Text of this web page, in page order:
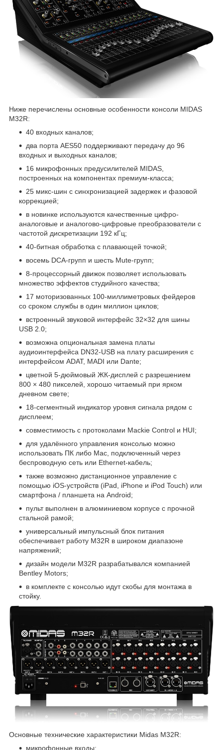
Ниже перечислены основные особенности консоли MIDAS
M32R:
40 входных каналов;
два порта AES50 поддерживают передачу до 96
входных и выходных каналов;
16 микрофонных предусилителей MIDAS,
построенных на компонентах премиум-класса;
25 микс-шин с синхронизацией задержек и фазовой
коррекцией;
в новинке используются качественные цифро-
аналоговые и аналогово-цифровые преобразователи с
частотой дискретизации 192 кГц;
40-битная обработка с плавающей точкой;
восемь DCA-групп и шесть Mute-групп;
8-процессорный движок позволяет использовать
множество эффектов студийного качества;
17 моторизованных 100-миллиметровых фейдеров
со сроком службы в один миллион циклов;
встроенный звуковой интерфейс 32×32 для шины
USB 2.0;
возможна опциональная замена платы
аудиоинтерфейса DN32-USB на плату расширения с
интерфейсом ADAT, MADI или Dante;
цветной 5-дюймовый ЖК-дисплей с разрешением
800 × 480 пикселей, хорошо читаемый при ярком
дневном свете;
18-сегментный индикатор уровня сигнала рядом с
дисплеем;
совместимость с протоколами Mackie Control и HUI;
для удалённого управления консолью можно
использовать ПК либо Mac, подключенный через
беспроводную сеть или Ethernet-кабель;
также возможно дистанционное управление с
помощью iOS-устройств (iPad, iPhone и iPod Touch) или
смартфона / планшета на Android;
пульт выполнен в алюминиевом корпусе с прочной
стальной рамой;
универсальный импульсный блок питания
обеспечивает работу M32R в широком диапазоне
напряжений;
дизайн модели M32R разрабатывался компанией
Bentley Motors;
в комплекте с консолью идут скобы для монтажа в
стойку.
Основные технические характеристики Midas M32R:
микрофонные входы: